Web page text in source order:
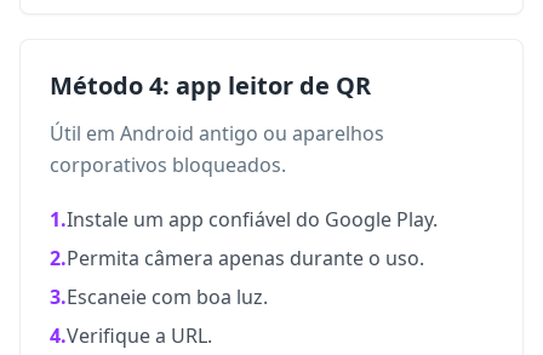
Método 4: app leitor de QR
Útil em Android antigo ou aparelhos
corporativos bloqueados.
1.Instale um app confiável do Google Play.
2.Permita câmera apenas durante o uso.
3.Escaneie com boa luz.
4.Verifique a URL.